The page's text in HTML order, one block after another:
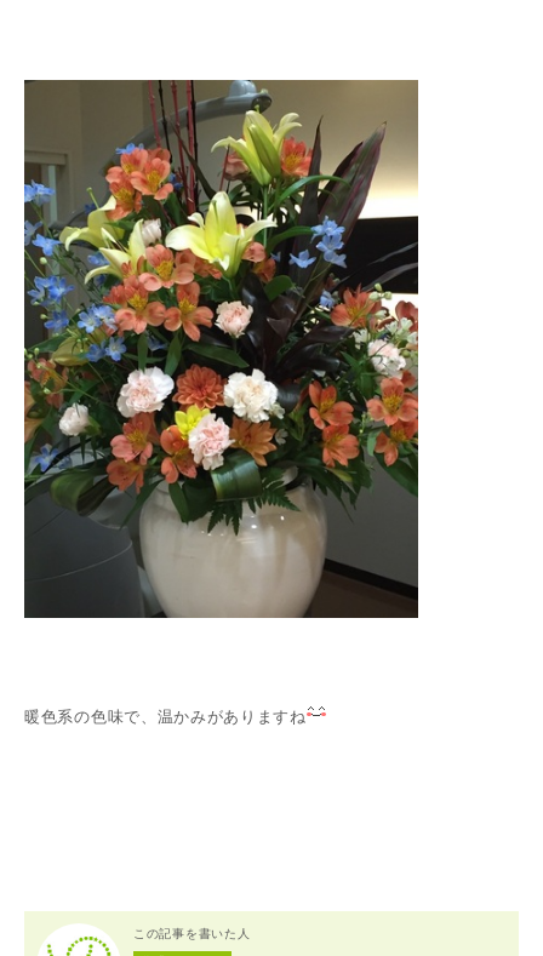
暖色系の色味で、温かみがありますね
この記事を書いた人